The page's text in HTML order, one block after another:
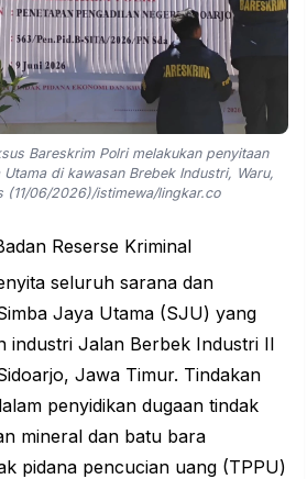
Bareskrim Polri melakukan penyitaan
di kawasan Brebek Industri, Waru,
(11/06/2026)/istimewa/lingkar.co
Reserse Kriminal
seluruh sarana dan
Jaya Utama (SJU) yang
industri Jalan Berbek Industri II
Jawa Timur. Tindakan
penyidikan dugaan tindak
mineral dan batu bara
pidana pencucian uang (TPPU)